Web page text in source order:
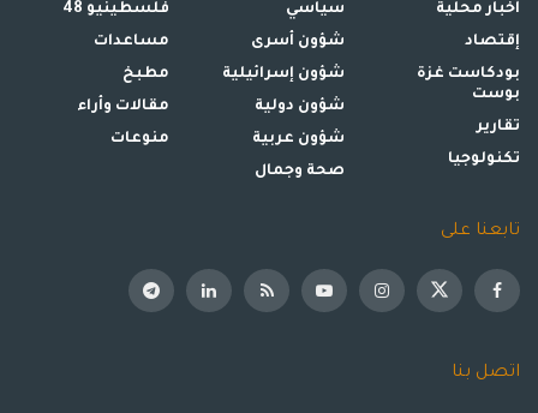
أخبار محلية
إقتصاد
بودكاست غزة
بوست
تقارير
تكنولوجيا
سياسي
شؤون أسرى
شؤون إسرائيلية
شؤون دولية
شؤون عربية
صحة وجمال
فلسطينيو 48
مساعدات
مطبخ
مقالات وأراء
منوعات
تابعنا على
اتصل بنا